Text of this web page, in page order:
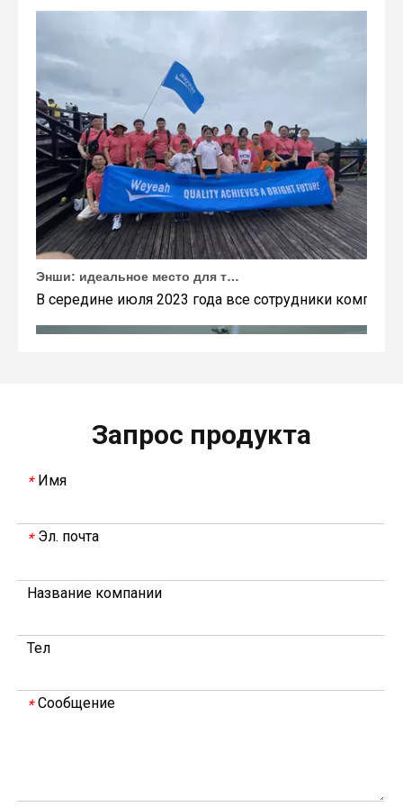
В середине июля 2023 года все сотрудники
В 2023 году Weyeah power провела важную ежегодную встречу в середине года в международном отеле Шичжоу в г. Энши.
Запрос продукта
* Имя
* Эл. почта
Название компании
Тел
* Сообщение